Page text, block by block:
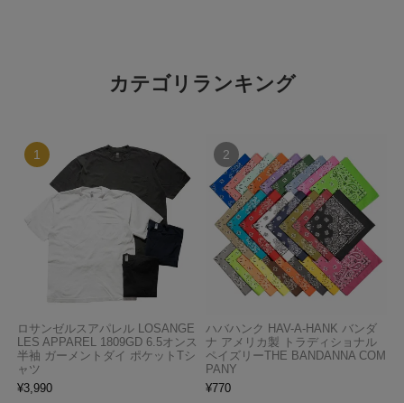
カテゴリランキング
ロサンゼルスアパレル LOSANGE
LES APPAREL 1809GD 6.5オンス
半袖 ガーメントダイ ポケットTシ
ャツ
¥3,990
ハバハンク HAV-A-HANK バンダ
ナ アメリカ製 トラディショナル
ペイズリーTHE BANDANNA COM
PANY
¥770